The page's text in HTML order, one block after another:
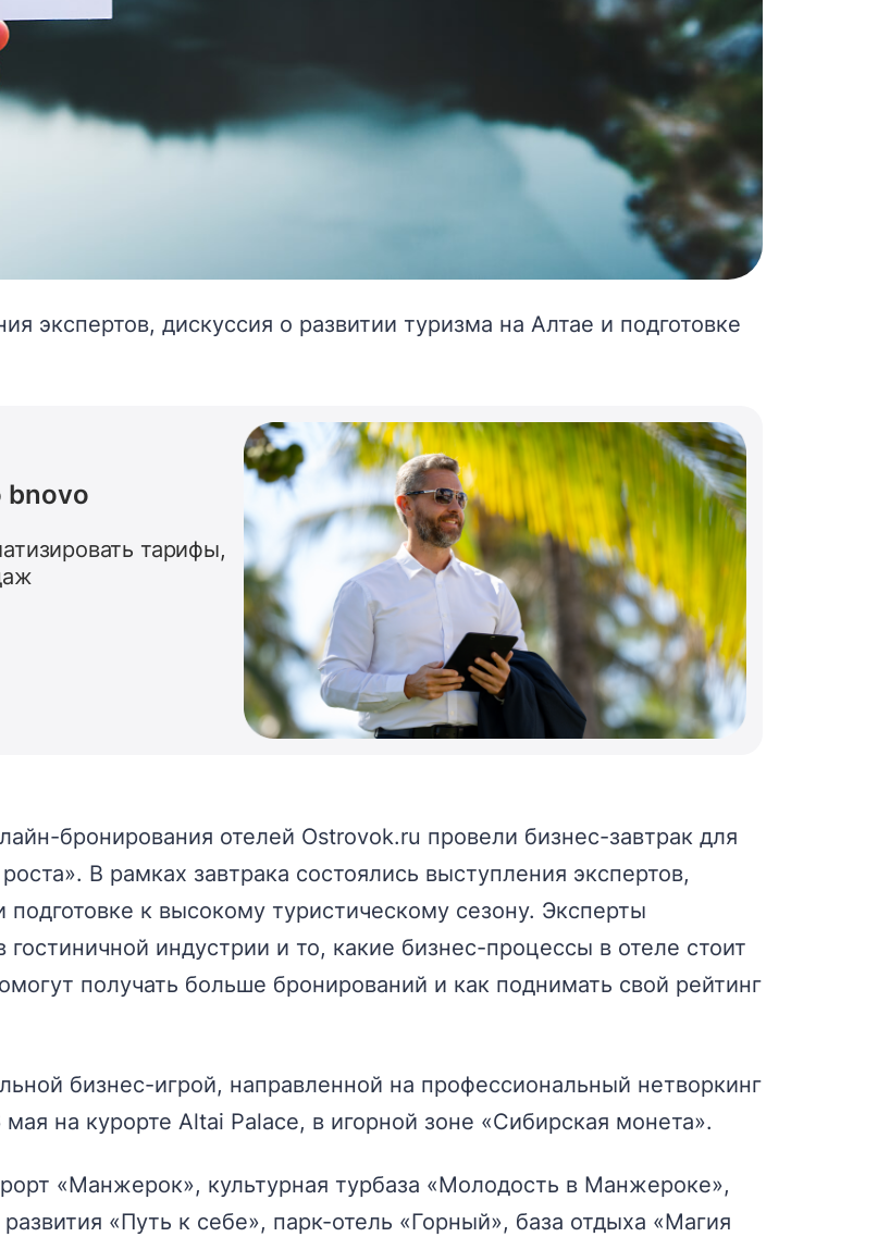
экспертов, дискуссия о развитии туризма на Алтае и подготовке
bnovo
тарифы,
бронирования отелей Ostrovok.ru провели бизнес-завтрак для
В рамках завтрака состоялись выступления экспертов,
к высокому туристическому сезону. Эксперты
индустрии и то, какие бизнес-процессы в отеле стоит
получать больше бронирований и как поднимать свой рейтинг
бизнес-игрой, направленной на профессиональный нетворкинг
на курорте Altai Palace, в игорной зоне «Сибирская монета».
«Манжерок», культурная турбаза «Молодость в Манжероке»,
«Путь к себе», парк-отель «Горный», база отдыха «Магия